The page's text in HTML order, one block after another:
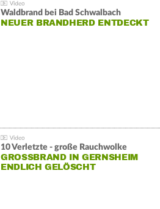
Waldbrand bei Bad Schwalbach
NEUER BRANDHERD ENTDECKT
10 Verletzte - große Rauchwolke
GROSSBRAND IN GERNSHEIM E
NDLICH GELÖSCHT